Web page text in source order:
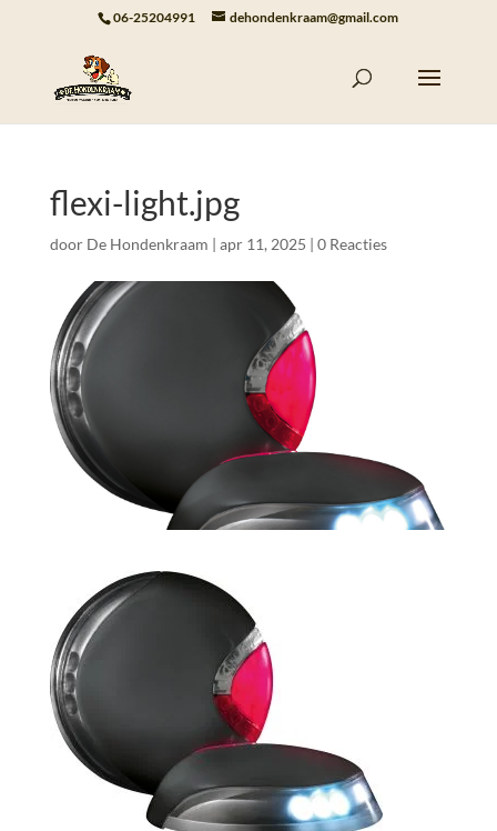
06-25204991 dehondenkraam@gmail.com
flexi-light.jpg
door De Hondenkraam | apr 11, 2025 | 0 Reacties